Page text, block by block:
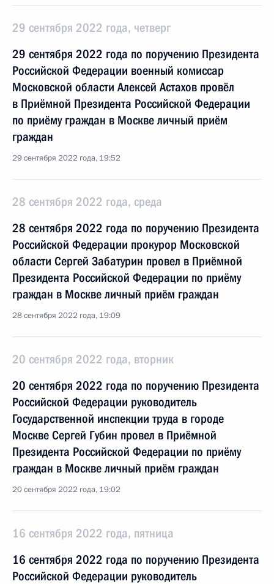
29 сентября 2022 года, четверг
29 сентября 2022 года по поручению Президента
Российской Федерации военный комиссар
Московской области Алексей Астахов провёл
в Приёмной Президента Российской Федерации
по приёму граждан в Москве личный приём
граждан
29 сентября 2022 года, 19:52
28 сентября 2022 года, среда
28 сентября 2022 года по поручению Президента
Российской Федерации прокурор Московской
области Сергей Забатурин провел в Приёмной
Президента Российской Федерации по приёму
граждан в Москве личный приём граждан
28 сентября 2022 года, 19:09
20 сентября 2022 года, вторник
20 сентября 2022 года по поручению Президента
Российской Федерации руководитель
Государственной инспекции труда в городе
Москве Сергей Губин провел в Приёмной
Президента Российской Федерации по приёму
граждан в Москве личный приём граждан
20 сентября 2022 года, 19:02
16 сентября 2022 года, пятница
16 сентября 2022 года по поручению Президента
Российской Федерации руководитель